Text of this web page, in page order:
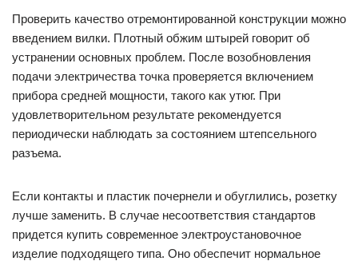
Проверить качество отремонтированной конструкции можно
введением вилки. Плотный обжим штырей говорит об
устранении основных проблем. После возобновления
подачи электричества точка проверяется включением
прибора средней мощности, такого как утюг. При
удовлетворительном результате рекомендуется
периодически наблюдать за состоянием штепсельного
разъема.
Если контакты и пластик почернели и обуглились, розетку
лучше заменить. В случае несоответствия стандартов
придется купить современное электроустановочное
изделие подходящего типа. Оно обеспечит нормальное